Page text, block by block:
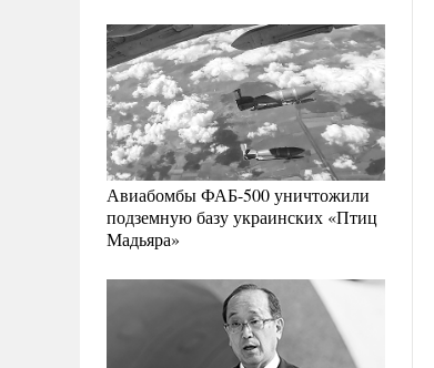
Авиабомбы ФАБ-500 уничтожили
подземную базу украинских «Птиц
Мадьяра»